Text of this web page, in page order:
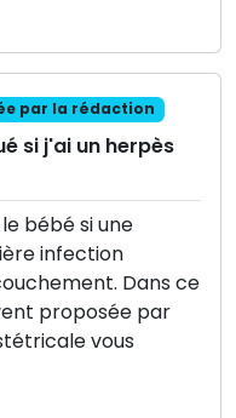
par la rédaction
si j'ai un herpès
bébé si une
infection
Dans ce
proposée par
vous